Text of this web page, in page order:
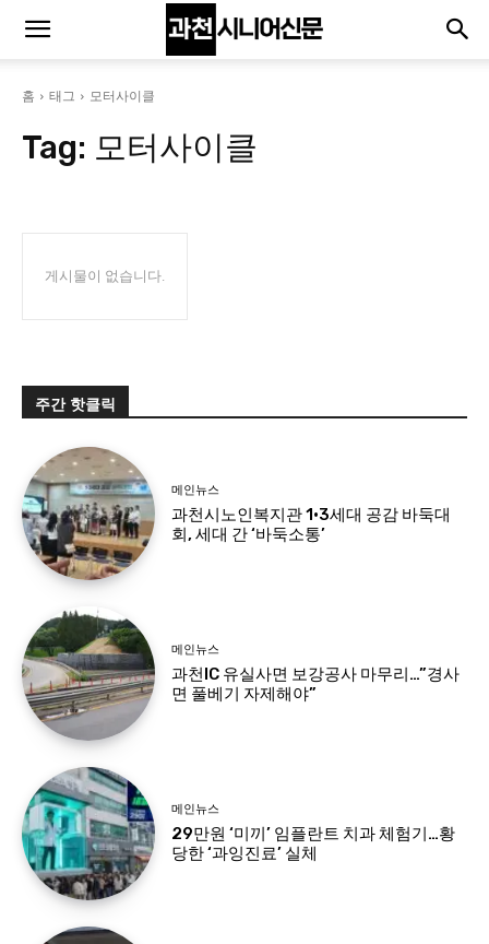
홈 태그 모터사이클
Tag: 모터사이클
게시물이 없습니다.
주간 핫클릭
메인뉴스
과천시노인복지관 1·3세대 공감 바둑대
회, 세대 간 ‘바둑소통’
메인뉴스
과천IC 유실사면 보강공사 마무리…”경사
면 풀베기 자제해야”
메인뉴스
29만원 ‘미끼’ 임플란트 치과 체험기…황
당한 ‘과잉진료’ 실체